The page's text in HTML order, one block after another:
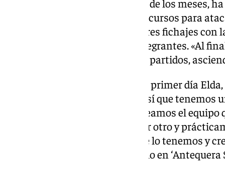
La formación verde, con el paso de los meses,
número de efectivos como en recursos para
realizar el esfuerzo de realizar tres fichajes
aumentar a 18 el número de integrantes. «Al
seguro es que si ganas esos tres partidos,
Nosotros vamos paso a paso. El primer día
una guerra y afortunadamente sí que
esa garantía para que, quizás, seamos el
y es verdad que cambias uno por otro y
Entonces eso afortunadamente lo tenemos y
favor», declaró Nacho del Castillo en ‘Antequera